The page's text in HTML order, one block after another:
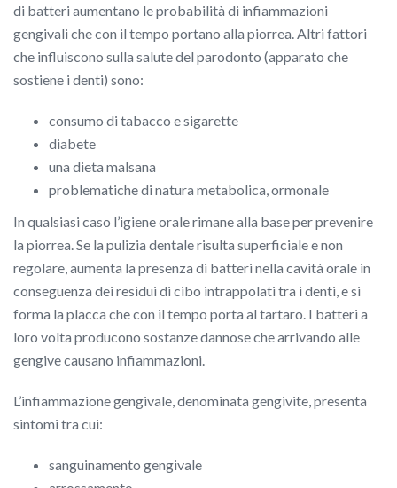
di batteri aumentano le probabilità di infiammazioni
gengivali che con il tempo portano alla piorrea. Altri fattori
che influiscono sulla salute del parodonto (apparato che
sostiene i denti) sono:
consumo di tabacco e sigarette
diabete
una dieta malsana
problematiche di natura metabolica, ormonale
In qualsiasi caso l’igiene orale rimane alla base per prevenire
la piorrea. Se la pulizia dentale risulta superficiale e non
regolare, aumenta la presenza di batteri nella cavità orale in
conseguenza dei residui di cibo intrappolati tra i denti, e si
forma la placca che con il tempo porta al tartaro. I batteri a
loro volta producono sostanze dannose che arrivando alle
gengive causano infiammazioni.
L’infiammazione gengivale, denominata gengivite, presenta
sintomi tra cui:
sanguinamento gengivale